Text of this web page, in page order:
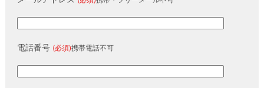
電話番号 (必須)携帯電話不可